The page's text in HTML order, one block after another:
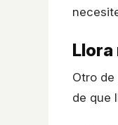
Llora
Otro
de que